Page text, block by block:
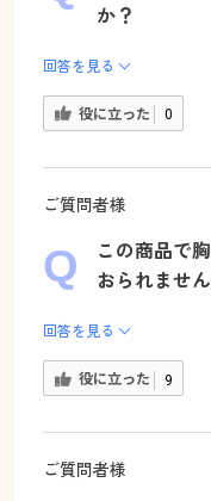
か？
回答を見る
役に立った 0
ご質問者様
この商品で
おられませ
回答を見る
役に立った 9
ご質問者様